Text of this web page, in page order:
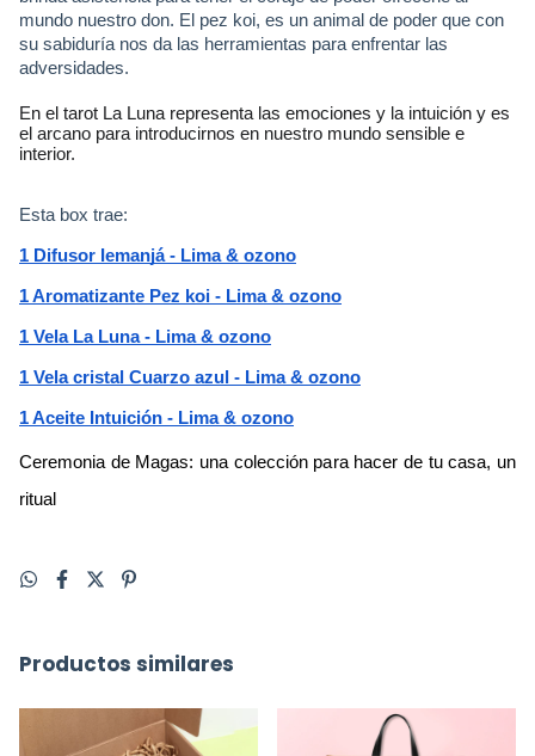
mundo nuestro don. El pez koi, es un animal de poder que con
su sabiduría nos da las herramientas para enfrentar las
adversidades.
En el tarot La Luna representa las emociones y la intuición y es
el arcano para introducirnos en nuestro mundo sensible e
interior.
Esta box trae:
1 Difusor Iemanjá - Lima & ozono
1 Aromatizante Pez koi - Lima & ozono
1 Vela La Luna - Lima & ozono
1 Vela cristal Cuarzo azul - Lima & ozono
1 Aceite Intuición - Lima & ozono
Ceremonia de Magas: una colección para hacer de tu casa, un
ritual
Productos similares